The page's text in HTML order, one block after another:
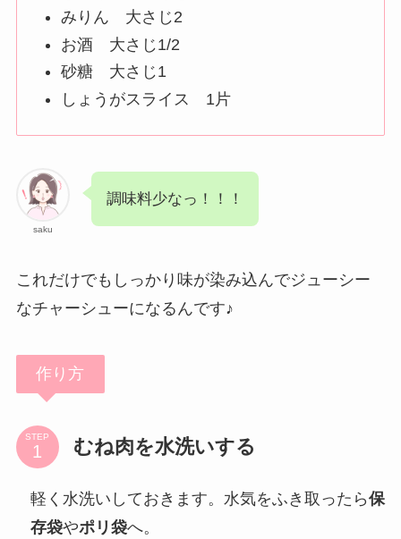
みりん 大さじ2
お酒 大さじ1/2
砂糖 大さじ1
しょうがスライス 1片
saku
調味料少なっ！！！
これだけでもしっかり味が染み込んでジューシー
なチャーシューになるんです♪
作り方
STEP むね肉を水洗いする
軽く水洗いしておきます。水気をふき取ったら保
存袋やポリ袋へ。